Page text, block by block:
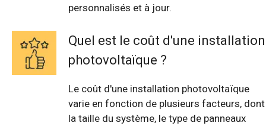
personnalisés et à jour.
Quel est le coût d'une installation
photovoltaïque ?
Le coût d'une installation photovoltaïque
varie en fonction de plusieurs facteurs, dont
la taille du système, le type de panneaux